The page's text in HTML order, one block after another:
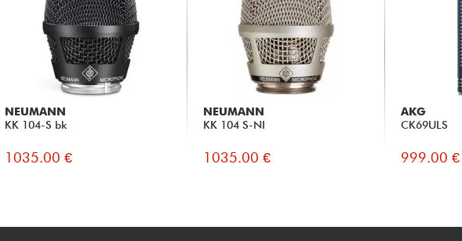
NEUMANN
KK 104-S bk
1035.00 €
NEUMANN
KK 104 S-NI
1035.00 €
AKG
CK69ULS
999.00 €